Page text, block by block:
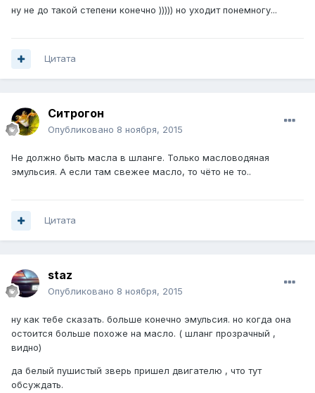
ну не до такой степени конечно ))))) но уходит понемногу...
Цитата
Ситрогон
Опубликовано 8 ноября, 2015
Не должно быть масла в шланге. Только масловодяная
эмульсия. А если там свежее масло, то чёто не то..
Цитата
staz
Опубликовано 8 ноября, 2015
ну как тебе сказать. больше конечно эмульсия. но когда она
остоится больше похоже на масло. ( шланг прозрачный ,
видно)
да белый пушистый зверь пришел двигателю , что тут
обсуждать.